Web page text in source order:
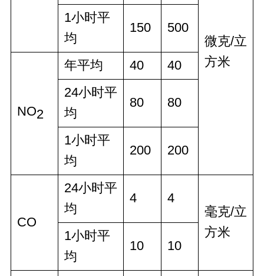
微克/立
方米
1小时平
均
150 500
NO2
年平均 40
40
24小时平
均
80 80
1小时平
均
200 200
CO
24小时平
均
4
4
毫克/立
方米
1小时平
均
10 10